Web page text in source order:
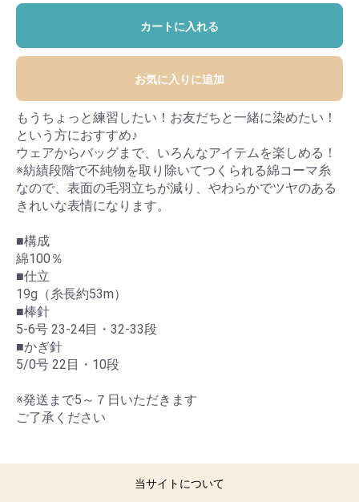
カートに入れる
お気に入りに追加
もうちょっと練習したい！お友だちと一緒に染めたい！
という方におすすめ♪
ウェアからバッグまで、いろんなアイテムを楽しめる！
※紡績段階で不純物を取り除いてつくられる綿コーマ糸
なので、表面の毛羽立ちが減り、やわらかでツヤのある
きれいな表情になります。
■構成
綿100％
■仕立
19g（糸長約53m）
■棒針
5-6号 23-24目・32-33段
■かぎ針
5/0号 22目・10段
※発送まで5～７日いただきます
ご了承ください
当サイトについて